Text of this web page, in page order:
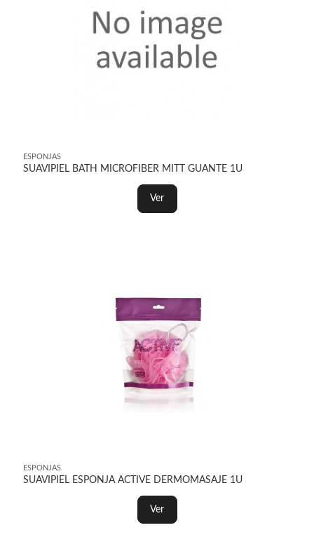
ESPONJAS
SUAVIPIEL BATH MICROFIBER MITT GUANTE 1U
Ver
ESPONJAS
SUAVIPIEL ESPONJA ACTIVE DERMOMASAJE 1U
Ver